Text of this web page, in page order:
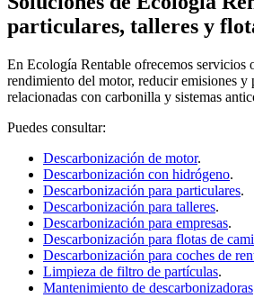
particulares, talleres y
En Ecología Rentable ofrecemos servicios
rendimiento del motor, reducir emisiones y
relacionadas con carbonilla y sistemas
Puedes consultar:
Descarbonización de motor.
Descarbonización con hidrógeno.
Descarbonización para particulares.
Descarbonización para talleres.
Descarbonización para empresas.
Descarbonización para flotas de
Descarbonización para coches de
Limpieza de filtro de partículas.
Mantenimiento de descarbonizadoras